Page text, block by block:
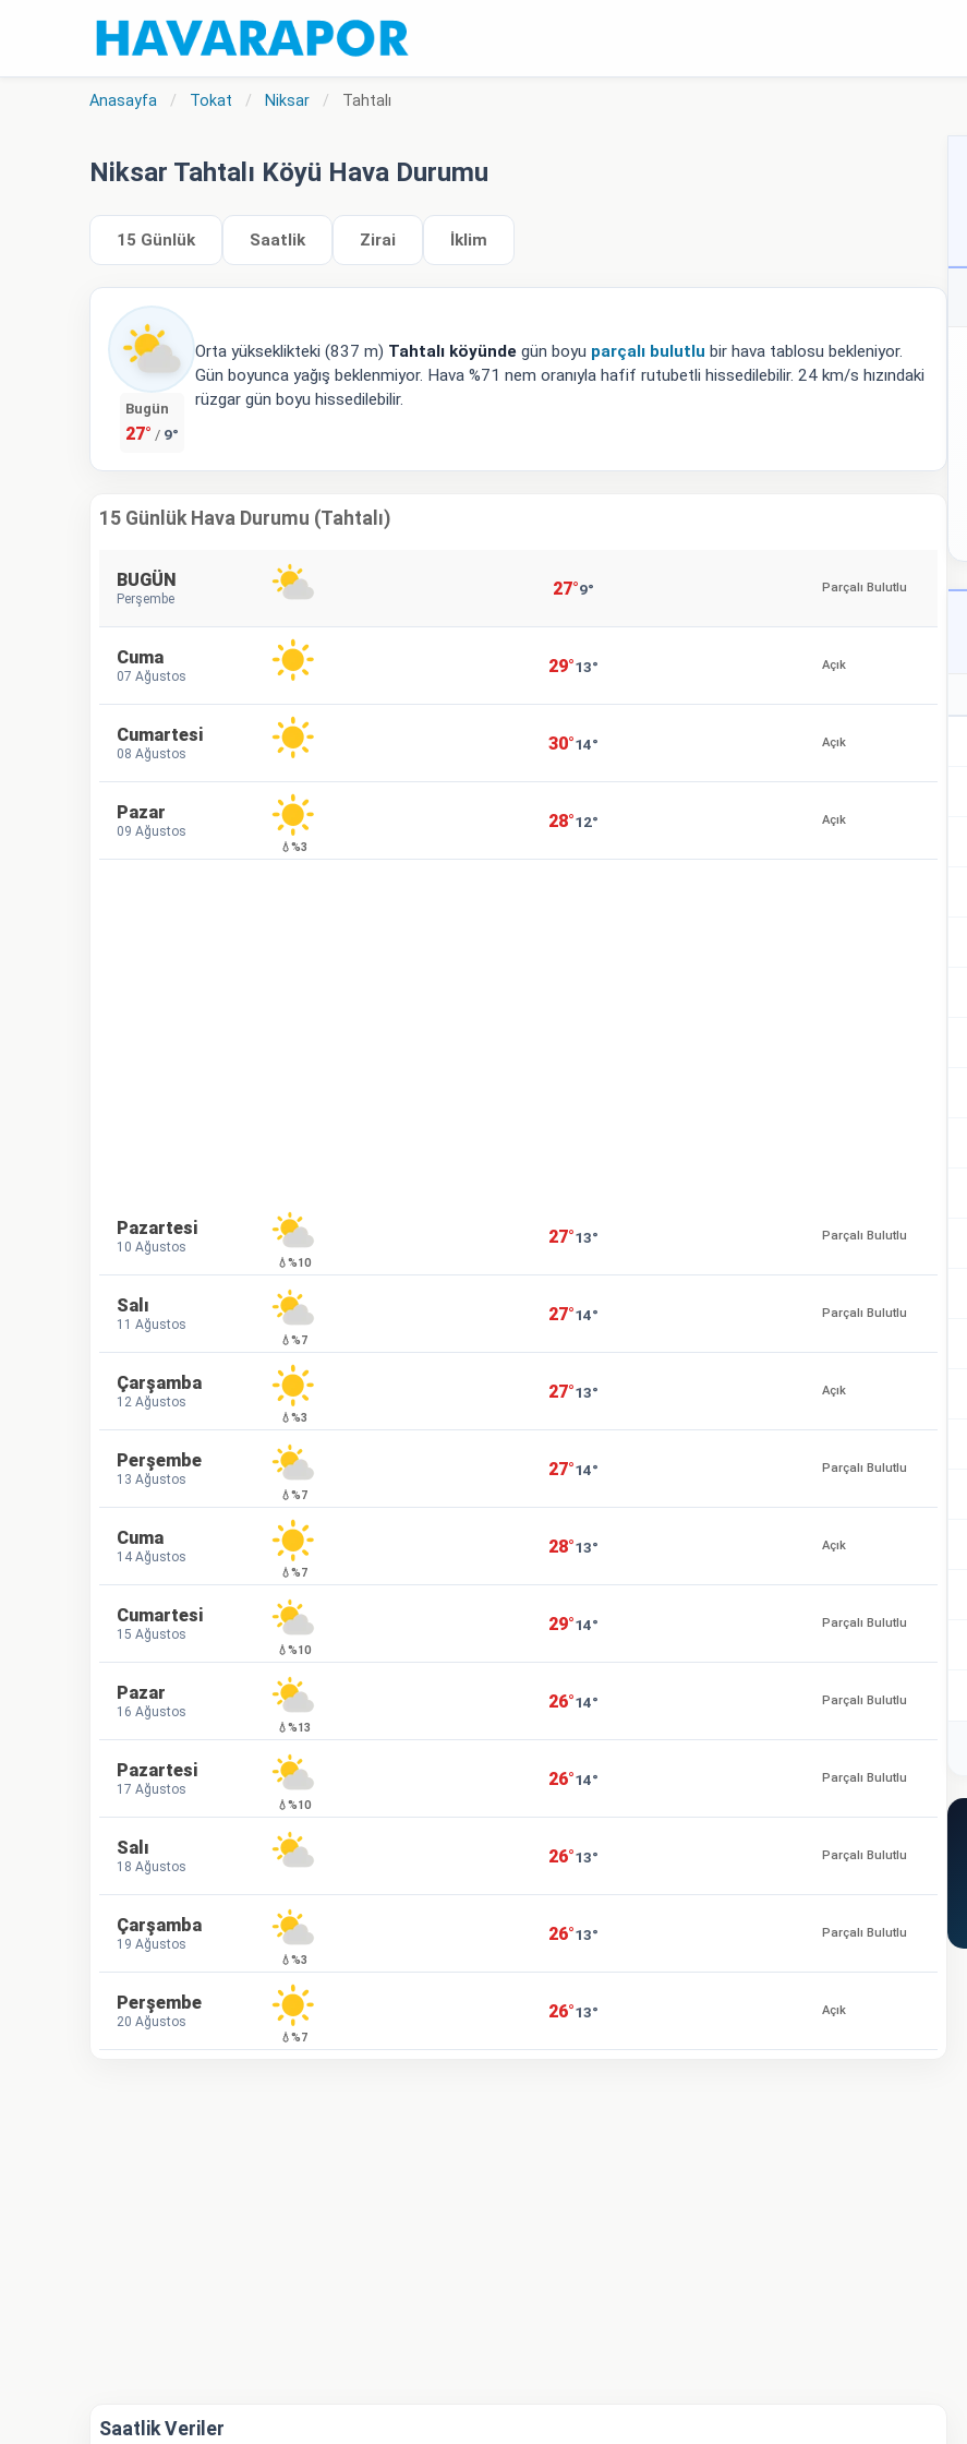
Anasayfa / Tokat / Niksar / Tahtalı
Niksar Tahtalı Köyü Hava Durumu
15 Günlük Saatlik Zirai İklim
Bugün
27° / 9°
Orta yükseklikteki (837 m) Tahtalı köyünde gün boyu parçalı bulutlu bir hava tablosu bekleniyor.
Gün boyunca yağış beklenmiyor. Hava %71 nem oranıyla hafif rutubetli hissedilebilir. 24 km/s hızındaki
rüzgar gün boyu hissedilebilir.
15 Günlük Hava Durumu (Tahtalı)
BUGÜN
Perşembe 27°9° Parçalı Bulutlu
Cuma
07 Ağustos 29°13° Açık
Cumartesi
08 Ağustos 30°14° Açık
Pazar
09 Ağustos
💧%3
28°12° Açık
Pazartesi
10 Ağustos
💧%10
27°13° Parçalı Bulutlu
Salı
11 Ağustos
💧%7
27°14° Parçalı Bulutlu
Çarşamba
12 Ağustos
💧%3
27°13° Açık
Perşembe
13 Ağustos
💧%7
27°14° Parçalı Bulutlu
Cuma
14 Ağustos
💧%7
28°13° Açık
Cumartesi
15 Ağustos
💧%10
29°14° Parçalı Bulutlu
Pazar
16 Ağustos
💧%13
26°14° Parçalı Bulutlu
Pazartesi
17 Ağustos
💧%10
26°14° Parçalı Bulutlu
Salı
18 Ağustos 26°13° Parçalı Bulutlu
Çarşamba
19 Ağustos
💧%3
26°13° Parçalı Bulutlu
Perşembe
20 Ağustos
💧%7
26°13° Açık
Saatlik Veriler